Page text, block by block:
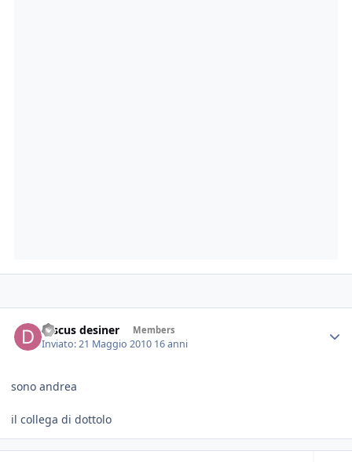
Discus desiner Members
Inviato:21 Maggio 2010 16 anni
sono andrea
il collega di dottolo